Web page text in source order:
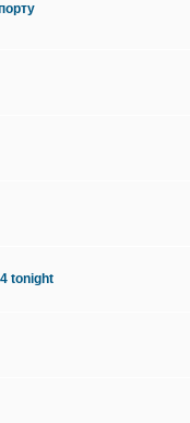
tonight